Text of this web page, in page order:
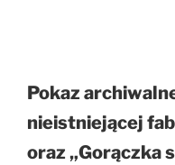
Pokaz
nieistniejącej
oraz „Gorączka